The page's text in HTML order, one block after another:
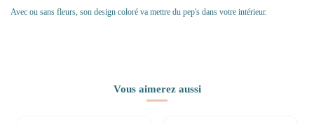
Avec ou sans fleurs, son design coloré va mettre du pep's dans votre intérieur.
Vous aimerez aussi